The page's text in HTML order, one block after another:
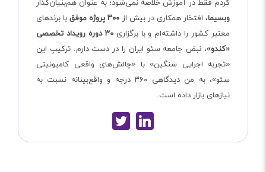
کردم فقط در آموزش خلاصه نمی‌شود؛ به عنوان هم‌بنیان‌گذار
وبسیما، افتخار همکاری در بیش از ۳۰۰ پروژه موفق
با برندهای
معتبر کشور را داشته‌ام و با برگزاری
۳۰ دوره رویداد تخصصی
«کندو»، نبض جامعه سئو ایران را در دست دارم. ترکیبِ این
«تجربه اجرایی سنگین» با «چالش‌های واقعی کامیونیتی
سئو»، به من دیدگاهی ۳۶۰ درجه و واقع‌بینانه نسبت به
نیازهای بازار داده است.